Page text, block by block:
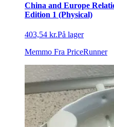
China and Europe
Edition 1 (Physical)
403,54 kr.På lager
Memmo Fra PriceRunner